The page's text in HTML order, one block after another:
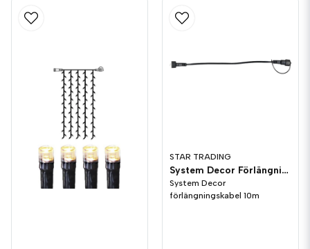
STAR TRADING
System Decor Förlängningskabel 10m
System Decor
förlängningskabel 10m